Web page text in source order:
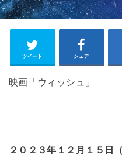
ツイート シェア
映画「ウィッシュ」
２０２３年１２月１５日（